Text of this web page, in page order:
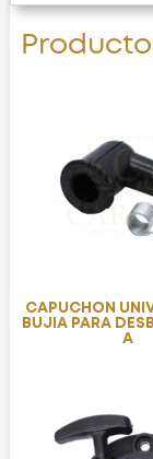
CAPUCHON
BUJIA PARA
A